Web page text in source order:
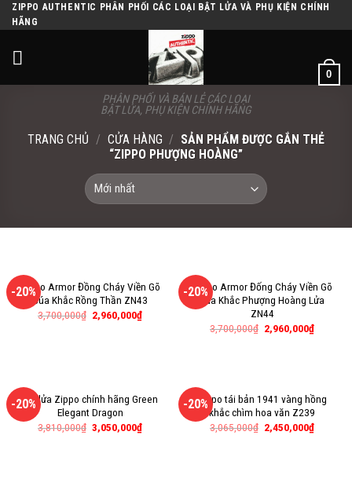
Skip
to
content
ZIPPO AUTHENTIC PHÂN PHỐI CÁC LOẠI BẬT LỬA VÀ PHỤ KIỆN CHÍNH
HÃNG
PHÂN PHỐI VÀ BÁN LẺ CÁC LOẠI
BẬT LỬA, PHỤ KIỆN CHÍNH HÃNG
0
TRANG CHỦ / CỬA HÀNG / SẢN PHẨM ĐƯỢC GẮN THẺ
“ZIPPO PHƯỢNG HOÀNG”
-20%
Zippo Armor Đồng Cháy Viền Gõ
Búa Khắc Rồng Thần ZN43
3,700,000₫ 2,960,000₫
-20%
Zippo Armor Đống Cháy Viền Gõ
Búa Khắc Phượng Hoàng Lửa
ZN44
3,700,000₫ 2,960,000₫
-20%Bật lửa Zippo chính hãng Green
Elegant Dragon
3,810,000₫ 3,050,000₫
-20%Zippo tái bản 1941 vàng hồng
khắc chìm hoa văn Z239
3,065,000₫ 2,450,000₫